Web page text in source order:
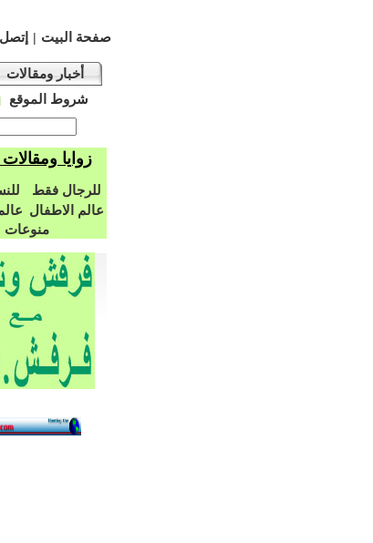
إتصل | صفحة البيت
أخبار ومقالات
شروط الموقع
زوايا
للرجال فقط
عالم الاطفال
منوعات